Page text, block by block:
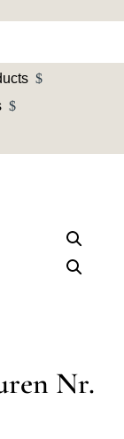
$
$
Nr.